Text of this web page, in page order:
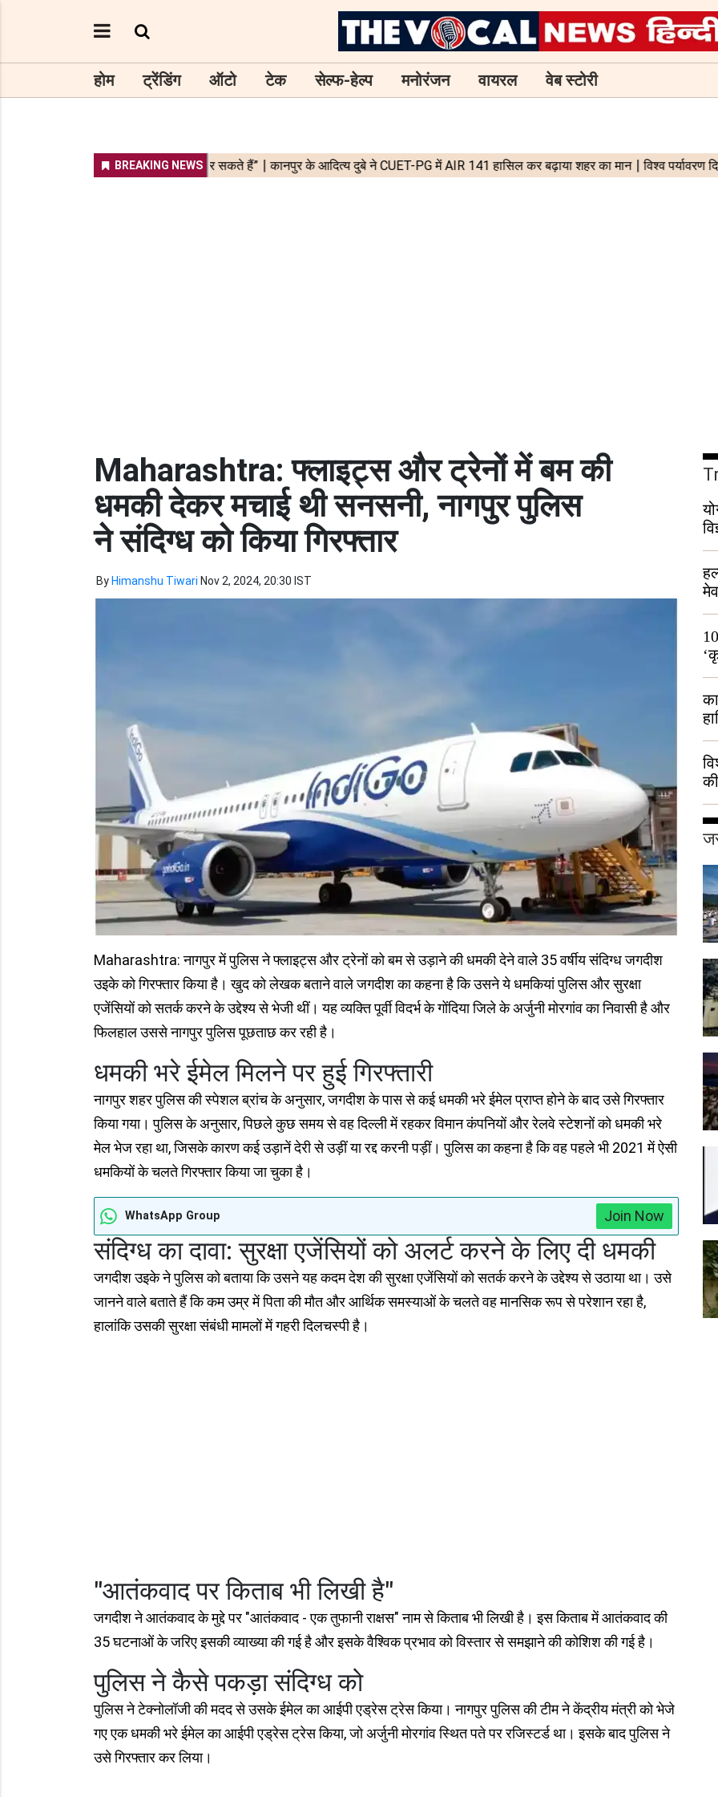
होम ट्रेंडिंग ऑटो टेक सेल्फ-हेल्प मनोरंजन वायरल वेब स्टोरी
Maharashtra: फ्लाइट्स और ट्रेनों में बम की
धमकी देकर मचाई थी सनसनी, नागपुर पुलिस
ने संदिग्ध को किया गिरफ्तार
By Himanshu Tiwari Nov 2, 2024, 20:30 IST
Maharashtra: नागपुर में पुलिस ने फ्लाइट्स और ट्रेनों को बम से उड़ाने की धमकी देने वाले 35 वर्षीय संदिग्ध जगदीश
उइके को गिरफ्तार किया है। खुद को लेखक बताने वाले जगदीश का कहना है कि उसने ये धमकियां पुलिस और सुरक्षा
एजेंसियों को सतर्क करने के उद्देश्य से भेजी थीं। यह व्यक्ति पूर्वी विदर्भ के गोंदिया जिले के अर्जुनी मोरगांव का निवासी है और
फिलहाल उससे नागपुर पुलिस पूछताछ कर रही है।
धमकी भरे ईमेल मिलने पर हुई गिरफ्तारी
नागपुर शहर पुलिस की स्पेशल ब्रांच के अनुसार, जगदीश के पास से कई धमकी भरे ईमेल प्राप्त होने के बाद उसे गिरफ्तार
किया गया। पुलिस के अनुसार, पिछले कुछ समय से वह दिल्ली में रहकर विमान कंपनियों और रेलवे स्टेशनों को धमकी भरे
मेल भेज रहा था, जिसके कारण कई उड़ानें देरी से उड़ीं या रद्द करनी पड़ीं। पुलिस का कहना है कि वह पहले भी 2021 में ऐसी
धमकियों के चलते गिरफ्तार किया जा चुका है।
WhatsApp Group Join Now
संदिग्ध का दावा: सुरक्षा एजेंसियों को अलर्ट करने के लिए दी धमकी
जगदीश उइके ने पुलिस को बताया कि उसने यह कदम देश की सुरक्षा एजेंसियों को सतर्क करने के उद्देश्य से उठाया था। उसे
जानने वाले बताते हैं कि कम उम्र में पिता की मौत और आर्थिक समस्याओं के चलते वह मानसिक रूप से परेशान रहा है,
हालांकि उसकी सुरक्षा संबंधी मामलों में गहरी दिलचस्पी है।
"आतंकवाद पर किताब भी लिखी है"
जगदीश ने आतंकवाद के मुद्दे पर "आतंकवाद - एक तुफानी राक्षस" नाम से किताब भी लिखी है। इस किताब में आतंकवाद की
35 घटनाओं के जरिए इसकी व्याख्या की गई है और इसके वैश्विक प्रभाव को विस्तार से समझाने की कोशिश की गई है।
पुलिस ने कैसे पकड़ा संदिग्ध को
पुलिस ने टेक्नोलॉजी की मदद से उसके ईमेल का आईपी एड्रेस ट्रेस किया। नागपुर पुलिस की टीम ने केंद्रीय मंत्री को भेजे
गए एक धमकी भरे ईमेल का आईपी एड्रेस ट्रेस किया, जो अर्जुनी मोरगांव स्थित पते पर रजिस्टर्ड था। इसके बाद पुलिस ने
उसे गिरफ्तार कर लिया।
हुई